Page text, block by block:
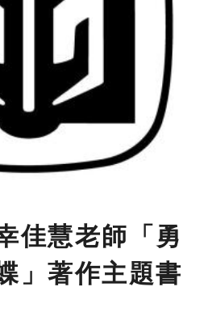
佳慧老師「勇
」著作主題書